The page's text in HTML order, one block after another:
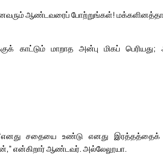
ஆண்டவரைப் போற்றுங்கள்!
காட்டும் மாறாத அன்பு மிகப்
சதையை உண்டு எனது இரத்தத்தைக்
என்கிறார் ஆண்டவர். அல்லேலூயா.